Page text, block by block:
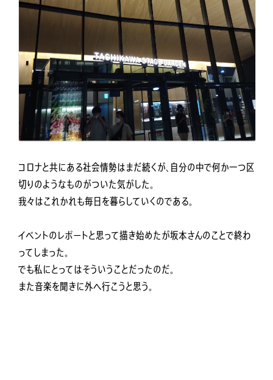
コロナと共にある社会情勢はまだ続くが、自分の中で何か一つ区
切りのようなものがついた気がした。
我々はこれかれも毎日を暮らしていくのである。
イベントのレポートと思って描き始めたが坂本さんのことで終わ
ってしまった。
でも私にとってはそういうことだったのだ。
また音楽を聞きに外へ行こうと思う。